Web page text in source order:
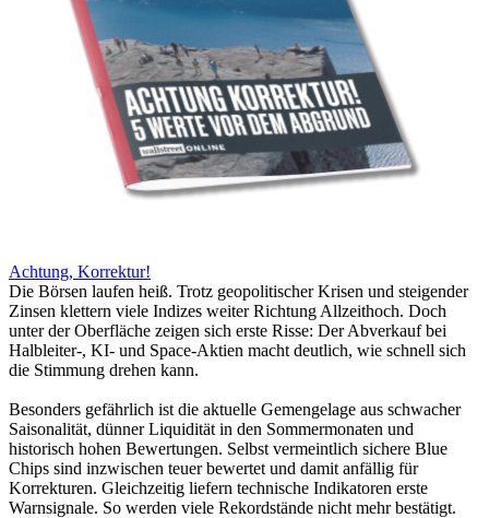
Achtung, Korrektur!
Die Börsen laufen heiß. Trotz geopolitischer Krisen und steigender
Zinsen klettern viele Indizes weiter Richtung Allzeithoch. Doch
unter der Oberfläche zeigen sich erste Risse: Der Abverkauf bei
Halbleiter-, KI- und Space-Aktien macht deutlich, wie schnell sich
die Stimmung drehen kann.
Besonders gefährlich ist die aktuelle Gemengelage aus schwacher
Saisonalität, dünner Liquidität in den Sommermonaten und
historisch hohen Bewertungen. Selbst vermeintlich sichere Blue
Chips sind inzwischen teuer bewertet und damit anfällig für
Korrekturen. Gleichzeitig liefern technische Indikatoren erste
Warnsignale. So werden viele Rekordstände nicht mehr bestätigt.